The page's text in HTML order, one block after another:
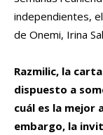
independientes,
de Onemi, Irina
Razmilic, la
dispuesto a
cuál es la mejor
embargo, la